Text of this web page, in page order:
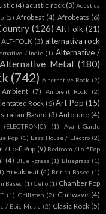
(4) acustic rock (3) Acústica
(2) Afrobeat (4) Afrobeats (6)
(126) Alt Folk (21)
ALT-FOLK (3) alternativa rock
/ Indie (1) Alternative /
Alternative Metal (180)
(742) Alternative Rock. (2)
Ambient (7) Ambient Rock (2)
Rock (6) Art Pop (15)
Based (3) Autotune (4)
(1)
Avant-Garde
Pop (1) Bass House / Electro (2)
/ Lo-fi Pop (9) Bedroom / Lo-fiPop
(4) Blue -grass (1) Bluegrass (1)
Breakbeat (4) British Based (1)
Based (1) Cello (1) Chamber Pop
(1) Chillstep (2) Chillwave (4)
/ Epic Music (2) Clasic Rock (5)